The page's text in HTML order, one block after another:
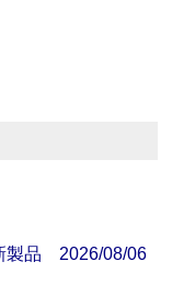
製品 2026/08/06